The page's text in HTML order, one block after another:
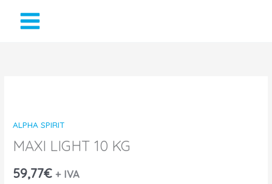
ALPHA SPIRIT
MAXI LIGHT 10 KG
59,77€ + IVA